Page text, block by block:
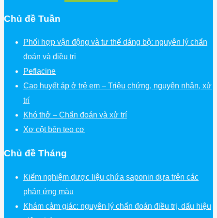
Chủ đề Tuần
Phối hợp vận động và tư thế dáng bộ: nguyên lý chẩn
đoán và điều trị
Peflacine
Cao huyết áp ở trẻ em – Triệu chứng, nguyên nhân, xử
trí
Khó thở – Chẩn đoán và xử trí
Xơ cột bên teo cơ
Chủ đề Tháng
Kiểm nghiệm dược liệu chứa saponin dựa trên các
phản ứng màu
Khám cảm giác: nguyên lý chẩn đoán điều trị, dấu hiệu